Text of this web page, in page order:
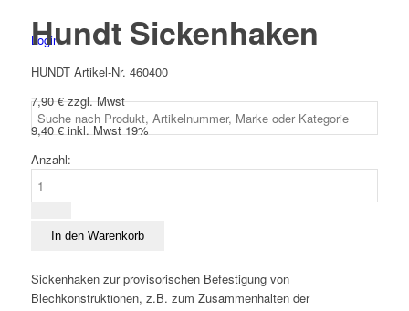
Login
Hundt Sickenhaken
HUNDT Artikel-Nr. 460400
7,90€zzgl. Mwst
9,40€inkl. Mwst 19%
Anzahl:
In den Warenkorb
Sickenhaken zur provisorischen Befestigung von
Blechkonstruktionen, z.B. zum Zusammenhalten der